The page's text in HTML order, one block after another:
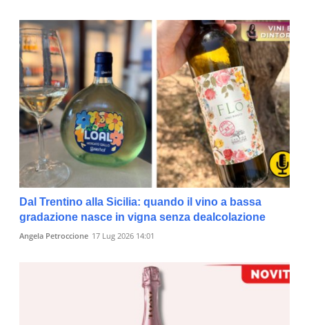
Dal Trentino alla Sicilia: quando il vino a bassa
gradazione nasce in vigna senza dealcolazione
Angela Petroccione 17 Lug 2026 14:01